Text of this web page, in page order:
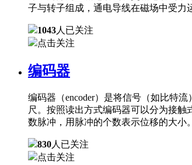
子与转子组成，通电导线在磁场中受力
1043人已关注
点击关注
编码器
编码器（encoder）是将信号（如比特
尺。按照读出方式编码器可以分为接
数脉冲，用脉冲的个数表示位移的大小
830人已关注
点击关注